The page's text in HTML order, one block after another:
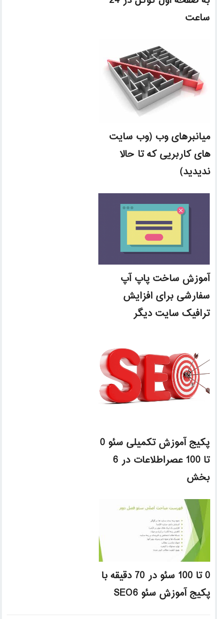
ساعت
میانبرهای وب (وب سایت
های کاربریی که تا حالا
ندیدید)
آموزش ساخت پاپ آپ
سفارشی برای افزایش
ترافیک سایت دیگر
پکیج آموزش تکمیلی سئو 0
تا 100 عصراطلاعات در 6
بخش
0 تا 100 سئو در 70 دقیقه با
پکیج آموزش سئو SEO6